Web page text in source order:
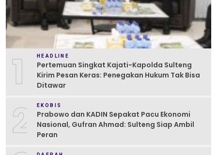
1 HEADLINE
Pertemuan Singkat Kajati-Kapolda Sulteng
Kirim Pesan Keras: Penegakan Hukum Tak Bisa
Ditawar
2 EKOBIS
Prabowo dan KADIN Sepakat Pacu Ekonomi
Nasional, Gufran Ahmad: Sulteng Siap Ambil
Peran